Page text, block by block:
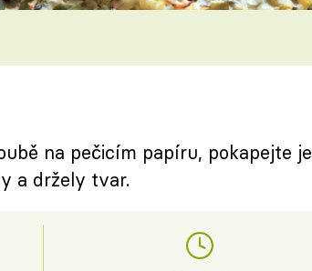
na pečicím papíru, pokapejte je
a držely tvar.